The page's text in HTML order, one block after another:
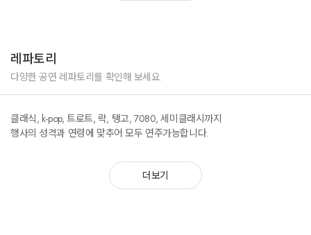
레파토리
다양한 공연 레파토리를 확인해 보세요.
클래식, k-pop, 트로트, 락, 탱고, 7080, 세미클래시까지
행사의 성격과 연령에 맞추어 모두 연주가능합니다.
더보기